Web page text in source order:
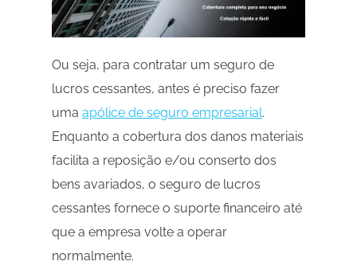
Ou seja, para contratar um seguro de
lucros cessantes, antes é preciso fazer
uma apólice de seguro empresarial.
Enquanto a cobertura dos danos materiais
facilita a reposição e/ou conserto dos
bens avariados, o seguro de lucros
cessantes fornece o suporte financeiro até
que a empresa volte a operar
normalmente.